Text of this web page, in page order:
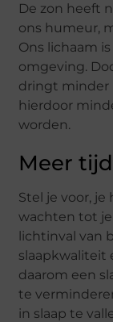
De zon heeft
ons humeur,
Ons lichaam
omgeving.
dringt minder
hierdoor
worden.
Meer
Stel je voor,
wachten tot
lichtinval van
slaapkwaliteit
daarom een
te
in slaap te